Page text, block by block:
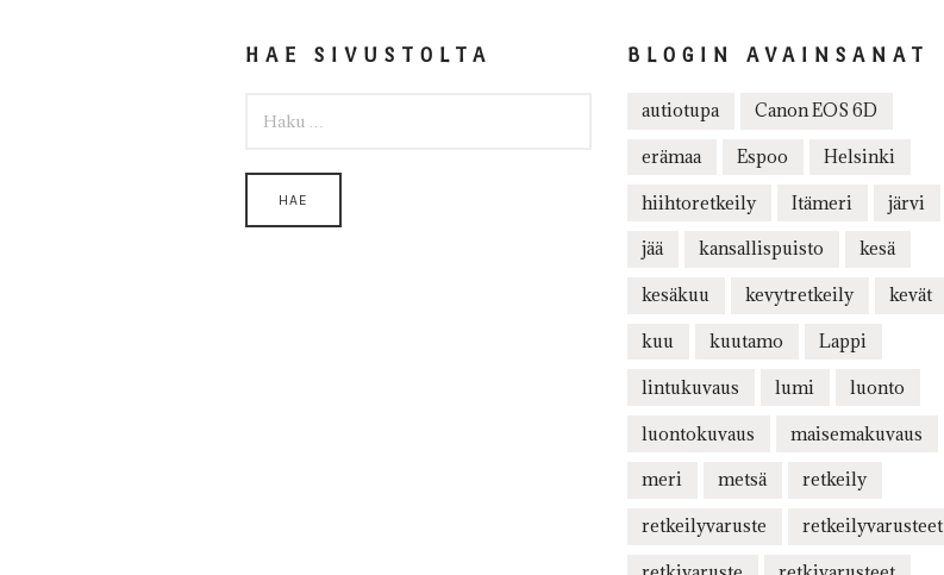
HAE SIVUSTOLTA BLOGIN AVAINSANAT
autiotupa Canon EOS 6D
erämaa Espoo Helsinki
hiihtoretkeily Itämeri järvi
jää kansallispuisto kesä
kesäkuu kevytretkeily kevät
kuu kuutamo Lappi
lintukuvaus lumi luonto
luontokuvaus maisemakuvaus
meri metsä retkeily
retkeilyvaruste retkeilyvarusteet